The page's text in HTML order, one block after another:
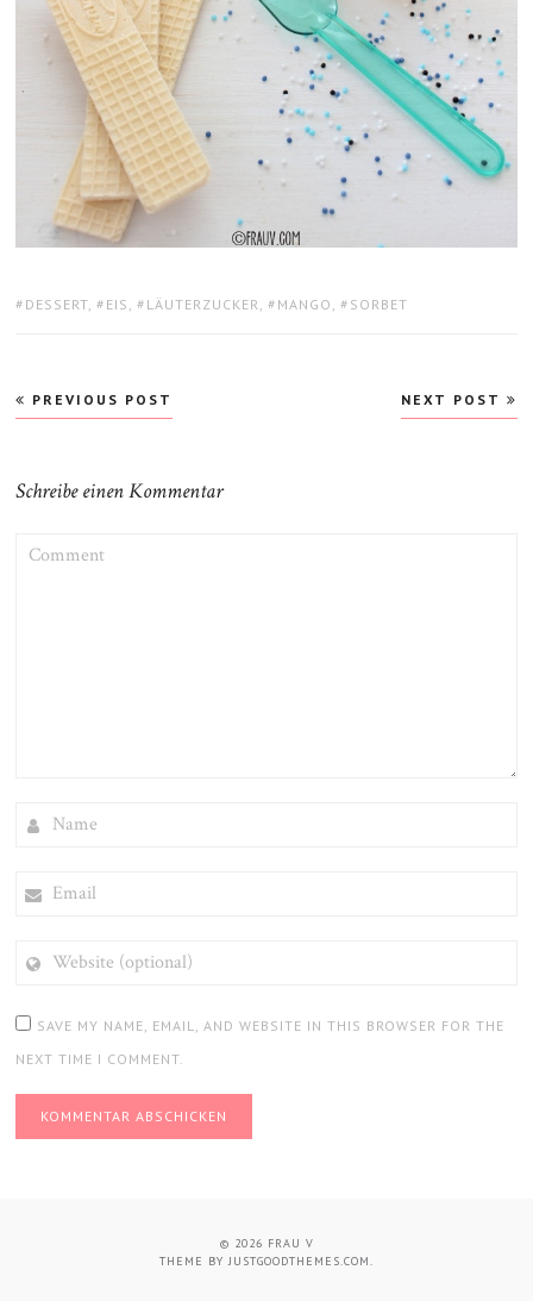
TAGS:
DESSERT, EIS , LÄUTERZUCKER, MANGO , SORBET
Beitragsnavigation
PREVIOUS POST NEXT POST
Schreibe einen Kommentar
(OPTIONAL)
SAVE MY NAME, EMAIL, AND WEBSITE IN THIS BROWSER FOR THE
NEXT TIME I COMMENT.
© 2026 FRAU V
THEME BYJUSTGOODTHEMES.COM.